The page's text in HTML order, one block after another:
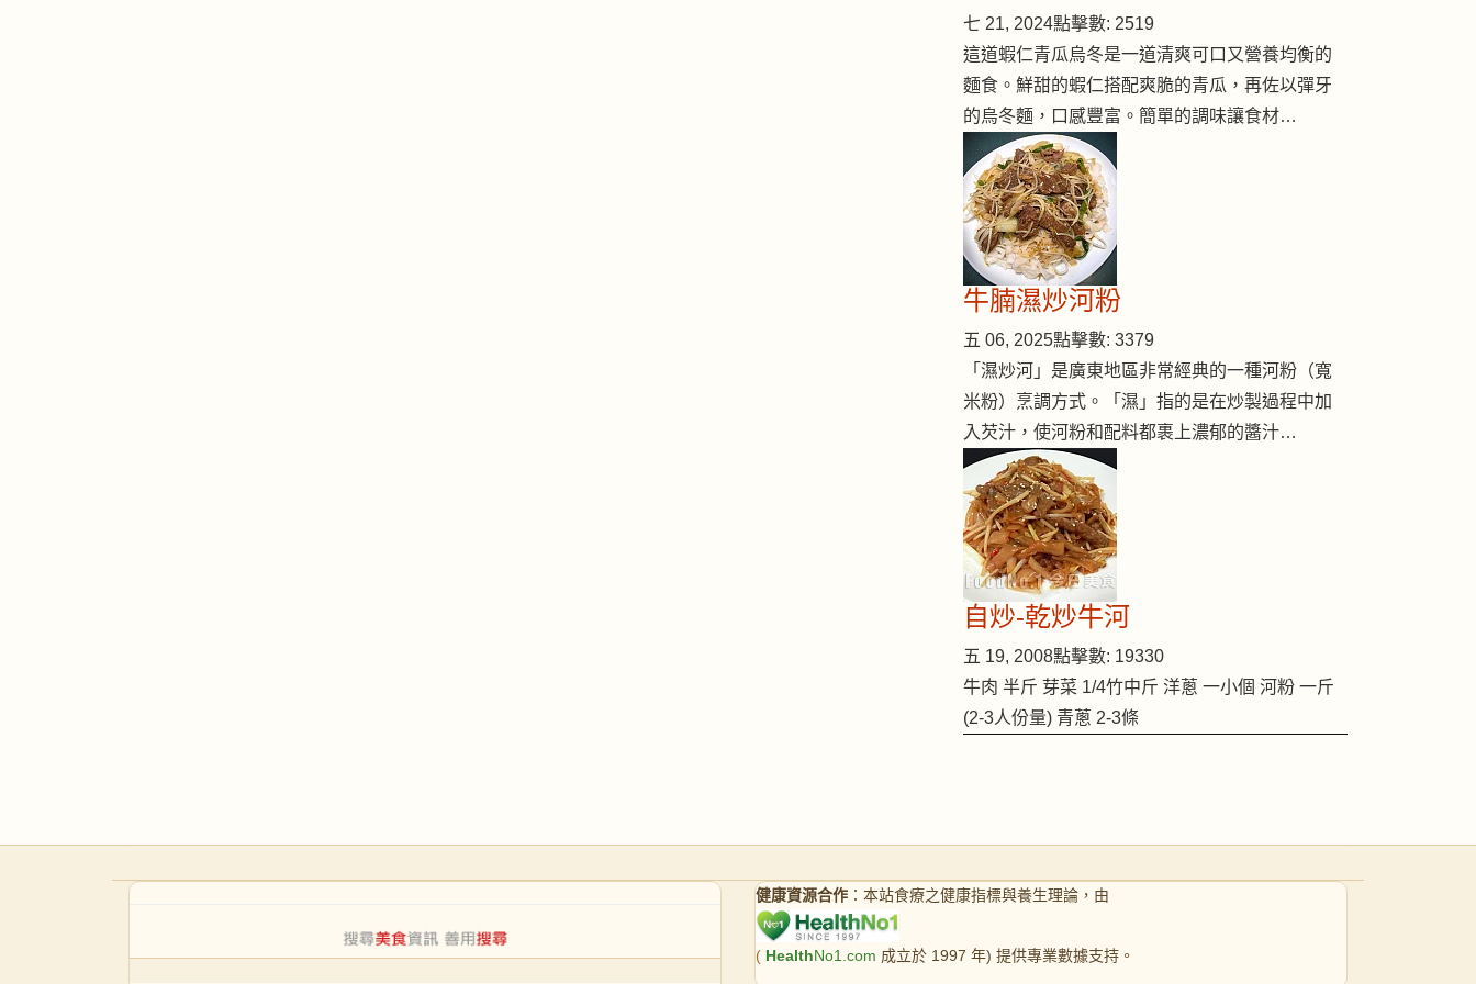
七 21, 2024點擊數: 2519
這道蝦仁青瓜烏冬是一道清爽可口又營養均衡的
麵食。鮮甜的蝦仁搭配爽脆的青瓜，再佐以彈牙
的烏冬麵，口感豐富。簡單的調味讓食材…
牛腩濕炒河粉
五 06, 2025點擊數: 3379
「濕炒河」是廣東地區非常經典的一種河粉（寬
米粉）烹調方式。「濕」指的是在炒製過程中加
入芡汁，使河粉和配料都裹上濃郁的醬汁…
自炒-乾炒牛河
五 19, 2008點擊數: 19330
牛肉 半斤 芽菜 1/4竹中斤 洋蔥 一小個 河粉 一斤
(2-3人份量) 青蔥 2-3條
健康資源合作 ：本站食療之健康指標與養生理論，由
( HealthNo1.com 成立於 1997 年) 提供專業數據支持。